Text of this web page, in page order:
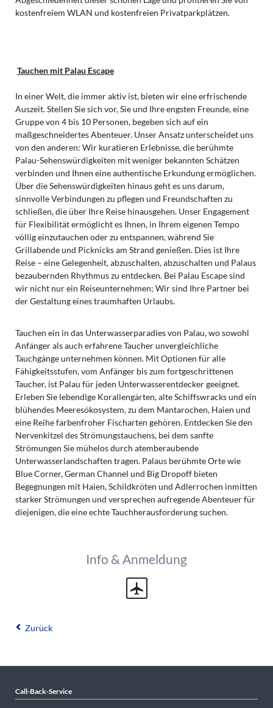
kostenfreiem WLAN und kostenfreien Privatparkplätzen.
Tauchen mit Palau Escape
In einer Welt, die immer aktiv ist, bieten wir eine erfrischende
Auszeit. Stellen Sie sich vor, Sie und Ihre engsten Freunde, eine
Gruppe von 4 bis 10 Personen, begeben sich auf ein
maßgeschneidertes Abenteuer. Unser Ansatz unterscheidet uns
von den anderen: Wir kuratieren Erlebnisse, die berühmte
Palau-Sehenswürdigkeiten mit weniger bekannten Schätzen
verbinden und Ihnen eine authentische Erkundung ermöglichen.
Über die Sehenswürdigkeiten hinaus geht es uns darum,
sinnvolle Verbindungen zu pflegen und Freundschaften zu
schließen, die über Ihre Reise hinausgehen. Unser Engagement
für Flexibilität ermöglicht es Ihnen, in Ihrem eigenen Tempo
völlig einzutauchen oder zu entspannen, während Sie
Grillabende und Picknicks am Strand genießen. Dies ist Ihre
Reise – eine Gelegenheit, abzuschalten, abzuschalten und Palaus
bezaubernden Rhythmus zu entdecken. Bei Palau Escape sind
wir nicht nur ein Reiseunternehmen; Wir sind Ihre Partner bei
der Gestaltung eines traumhaften Urlaubs.
Tauchen ein in das Unterwasserparadies von Palau, wo sowohl
Anfänger als auch erfahrene Taucher unvergleichliche
Tauchgänge unternehmen können. Mit Optionen für alle
Fähigkeitsstufen, vom Anfänger bis zum fortgeschrittenen
Taucher, ist Palau für jeden Unterwasserentdecker geeignet.
Erleben Sie lebendige Korallengärten, alte Schiffswracks und ein
blühendes Meeresökosystem, zu dem Mantarochen, Haien und
eine Reihe farbenfroher Fischarten gehören. Entdecken Sie den
Nervenkitzel des Strömungstauchens, bei dem sanfte
Strömungen Sie mühelos durch atemberaubende
Unterwasserlandschaften tragen. Palaus berühmte Orte wie
Blue Corner, German Channel und Big Dropoff bieten
Begegnungen mit Haien, Schildkröten und Adlerrochen inmitten
starker Strömungen und versprechen aufregende Abenteuer für
diejenigen, die eine echte Tauchherausforderung suchen.
Info & Anmeldung
Zurück
Call-Back-Service